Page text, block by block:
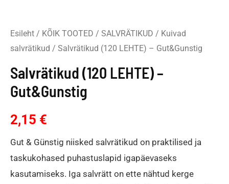
Esileht / KÕIK TOOTED / SALVRÄTIKUD / Kuivad
salvrätikud / Salvrätikud (120 LEHTE) – Gut&Gunstig
Salvrätikud (120 LEHTE) –
Gut&Gunstig
2,15 €
Gut & Günstig niisked salvrätikud on praktilised ja
taskukohased puhastuslapid igapäevaseks
kasutamiseks. Iga salvrätt on ette nähtud kerge